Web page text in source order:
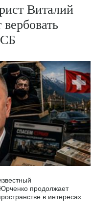
Виталий
продолжает
в интересах